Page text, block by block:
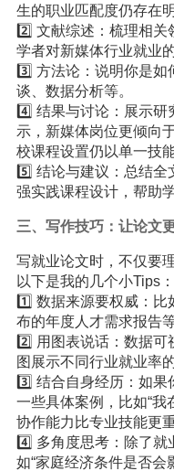
生的职业匹配度仍存在
2️⃣ 文献综述：梳理相
学者对新媒体行业就业
3️⃣ 方法论：说明你是
谈、数据分析等。
4️⃣ 结果与讨论：展示研
示，新媒体岗位更倾向
校课程设置仍以单一技
5️⃣ 结论与建议：总结全
强实践课程设计，帮助
三、写作技巧：让论文
写就业论文时，不仅要
以下是我的几个小Tips：
1️⃣ 数据来源要权威：
布的年度人才需求报告等
2️⃣ 用图表说话：数据
图展示不同行业就业率
3️⃣ 结合自身经历：如
一些具体案例，比如“
协作能力比专业技能更
4️⃣ 多角度思考：除了
如“家庭经济条件是否会